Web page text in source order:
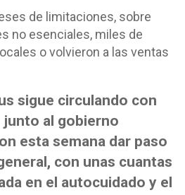
de limitaciones, sobre
no esenciales, miles de
o volvieron a las ventas
sigue circulando con
junto al gobierno
esta semana dar paso
con unas cuantas
en el autocuidado y el